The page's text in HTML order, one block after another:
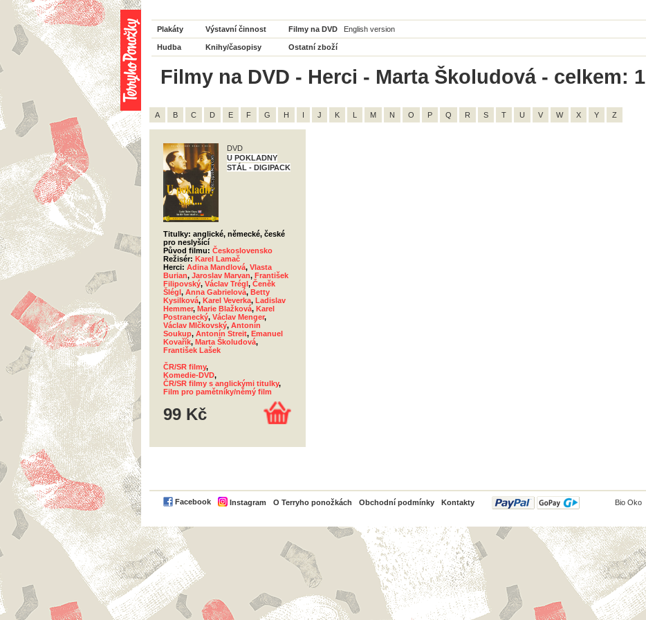
Plakáty Výstavní činnost Filmy na DVD English version
Hudba Knihy/časopisy Ostatní zboží
Filmy na DVD - Herci - Marta Školudová - celkem: 1
A B C D E F G H I J K L M N O P Q R S T U V W X Y Z
DVD
U POKLADNY
STÁL - DIGIPACK
Titulky: anglické, německé, české
pro neslyšící
Původ filmu: Československo
Režisér: Karel Lamač
Herci: Adina Mandlová, Vlasta
Burian, Jaroslav Marvan, František
Filipovský, Václav Trégl, Čeněk
Šlégl, Anna Gabrielová, Betty
Kysilková, Karel Veverka, Ladislav
Hemmer, Marie Blažková, Karel
Postranecký, Václav Menger,
Václav Mlčkovský, Antonín
Soukup, Antonín Streit, Emanuel
Kovařík, Marta Školudová,
František Lašek
ČR/SR filmy,
Komedie-DVD,
ČR/SR filmy s anglickými titulky,
Film pro pamětníky/němý film
99 Kč
Facebook Instagram O Terryho ponožkách Obchodní podmínky Kontakty
PayPal Bio Oko